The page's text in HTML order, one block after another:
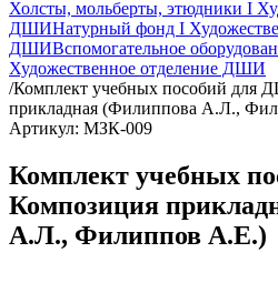
Холсты, мольберты, этюдники I
ДШИНатурный фонд I
ДШИВспомогательное
Художественное отделение ДШИ
/Комплект учебных пособий для
прикладная (Филиппова А.Л.,
Артикул: МЗК-009
Комплект учебных
Композиция
А.Л., Филиппов А.Е.)